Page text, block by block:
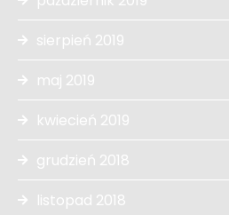
sierpień 2019
maj 2019
kwiecień 2019
grudzień 2018
listopad 2018